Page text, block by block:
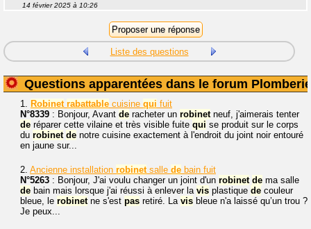
14 février 2025 à 10:26
Liste des questions
Questions apparentées dans le forum Plomberie
1. Robinet rabattable cuisine qui fuit
N°8339 : Bonjour, Avant de racheter un robinet neuf, j'aimerais tenter
de réparer cette vilaine et très visible fuite qui se produit sur le corps
du robinet de notre cuisine exactement à l'endroit du joint noir entouré
en jaune sur...
2. Ancienne installation robinet salle de bain fuit
N°5263 : Bonjour, J'ai voulu changer un joint d'un robinet de ma salle
de bain mais lorsque j'ai réussi à enlever la vis plastique de couleur
bleue, le robinet ne s'est pas retiré. La vis bleue n'a laissé qu’un trou ?
Je peux...